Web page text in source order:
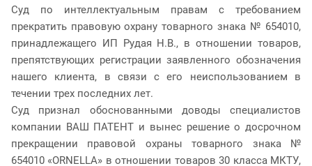
Суд по интеллектуальным правам с требованием
прекратить правовую охрану товарного знака № 654010,
принадлежащего ИП Рудая Н.В., в отношении товаров,
препятствующих регистрации заявленного обозначения
нашего клиента, в связи с его неиспользованием в
течении трех последних лет.
Суд признал обоснованными доводы специалистов
компании ВАШ ПАТЕНТ и вынес решение о досрочном
прекращении правовой охраны товарного знака №
654010 «ORNELLA» в отношении товаров 30 класса МКТУ,